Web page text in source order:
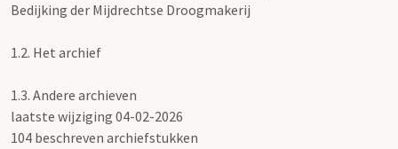
Bedijking der Mijdrechtse Droogmakerij
1.2. Het archief
1.3. Andere archieven
laatste wijziging 04-02-2026
104 beschreven archiefstukken